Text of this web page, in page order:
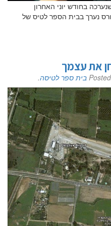
בחודש יוני האחרון
נערך בבית הספר לטיס של
את עצמך
Posted בית ספר לטיסה.